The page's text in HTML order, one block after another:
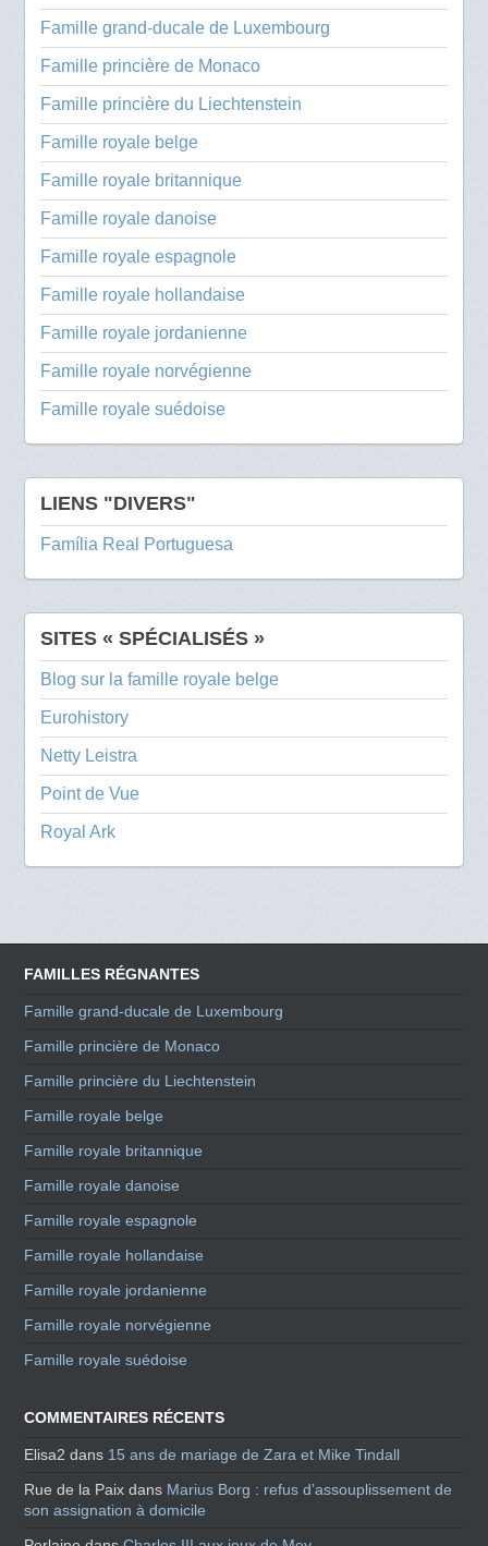
Famille grand-ducale de Luxembourg
Famille princière de Monaco
Famille princière du Liechtenstein
Famille royale belge
Famille royale britannique
Famille royale danoise
Famille royale espagnole
Famille royale hollandaise
Famille royale jordanienne
Famille royale norvégienne
Famille royale suédoise
LIENS "DIVERS"
Família Real Portuguesa
SITES « SPÉCIALISÉS »
Blog sur la famille royale belge
Eurohistory
Netty Leistra
Point de Vue
Royal Ark
FAMILLES RÉGNANTES
Famille grand-ducale de Luxembourg
Famille princière de Monaco
Famille princière du Liechtenstein
Famille royale belge
Famille royale britannique
Famille royale danoise
Famille royale espagnole
Famille royale hollandaise
Famille royale jordanienne
Famille royale norvégienne
Famille royale suédoise
COMMENTAIRES RÉCENTS
Elisa2 dans 15 ans de mariage de Zara et Mike Tindall
Rue de la Paix dans Marius Borg : refus d’assouplissement de
son assignation à domicile